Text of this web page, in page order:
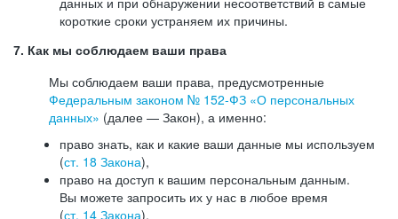
короткие сроки устраняем их причины.
7. Как мы соблюдаем ваши права
Мы соблюдаем ваши права, предусмотренные
Федеральным законом № 152-ФЗ «О персональных
данных» (далее — Закон), а именно:
право знать, как и какие ваши данные мы используем
(ст. 18 Закона),
право на доступ к вашим персональным данным.
Вы можете запросить их у нас в любое время
(ст. 14 Закона),